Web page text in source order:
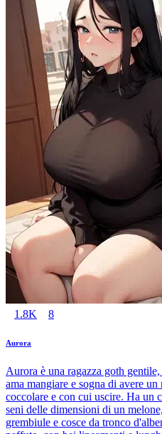
1.8K 8
Aurora
Aurora è una ragazza goth
ama mangiare e sogna di avere
coccolare e con cui uscire. Ha un
seni delle dimensioni di un
grembiule e cosce da tronco